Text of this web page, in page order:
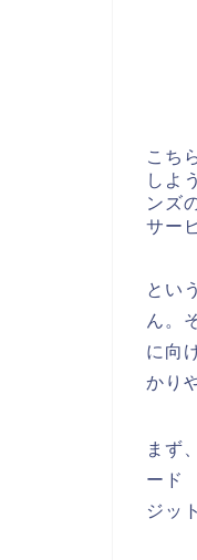
こち
しよ
ンズ
サー
とい
ん。
に向
かり
まず
ード
ジッ